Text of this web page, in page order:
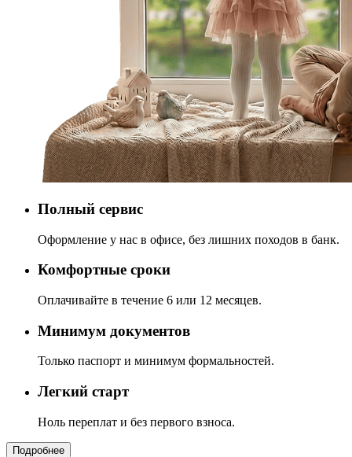
Полный сервис
Оформление у нас в офисе, без лишних походов в банк.
Комфортные сроки
Оплачивайте в течение 6 или 12 месяцев.
Минимум документов
Только паспорт и минимум формальностей.
Легкий старт
Ноль переплат и без первого взноса.
Подробнее